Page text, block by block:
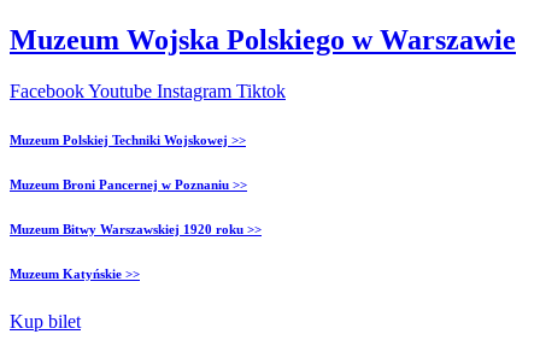
Muzeum Wojska Polskiego w Warszawie
FacebookYoutube Instagram Tiktok
Muzeum Polskiej Techniki Wojskowej >>
Muzeum Broni Pancernej w Poznaniu >>
Muzeum Bitwy Warszawskiej 1920 roku >>
Muzeum Katyńskie >>
Kup bilet